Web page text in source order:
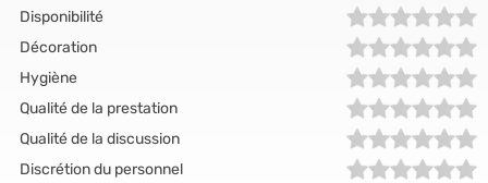
Disponibilité
Décoration
Hygiène
Qualité de la prestation
Qualité de la discussion
Discrétion du personnel